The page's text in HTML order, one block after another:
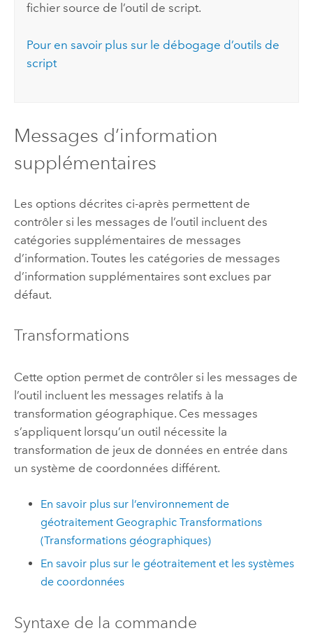
fichier source de l’outil de script.
Pour en savoir plus sur le débogage d’outils de
script
Messages d’information
supplémentaires
Les options décrites ci-après permettent de
contrôler si les messages de l’outil incluent des
catégories supplémentaires de messages
d’information. Toutes les catégories de messages
d’information supplémentaires sont exclues par
défaut.
Transformations
Cette option permet de contrôler si les messages de
l’outil incluent les messages relatifs à la
transformation géographique. Ces messages
s’appliquent lorsqu’un outil nécessite la
transformation de jeux de données en entrée dans
un système de coordonnées différent.
En savoir plus sur l’environnement de
géotraitement Geographic Transformations
(Transformations géographiques)
En savoir plus sur le géotraitement et les systèmes
de coordonnées
Syntaxe de la commande